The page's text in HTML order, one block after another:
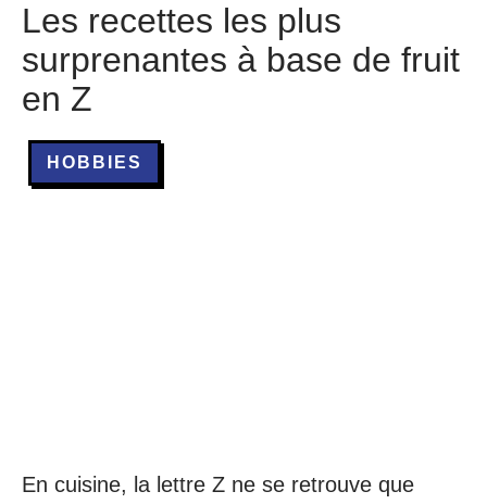
Les recettes les plus
surprenantes à base de fruit
en Z
HOBBIES
En cuisine, la lettre Z ne se retrouve que